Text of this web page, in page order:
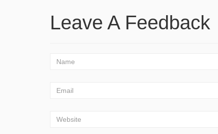
Leave A Feedback